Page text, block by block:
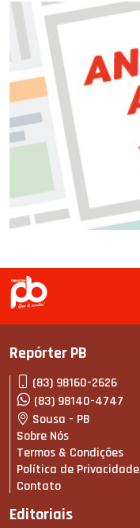
Repórter PB
(83) 98160-2626
(83) 98140-4747
Sousa - PB
Sobre Nós
Termos & Condições
Política de Privacidade
Contato
Editoriais